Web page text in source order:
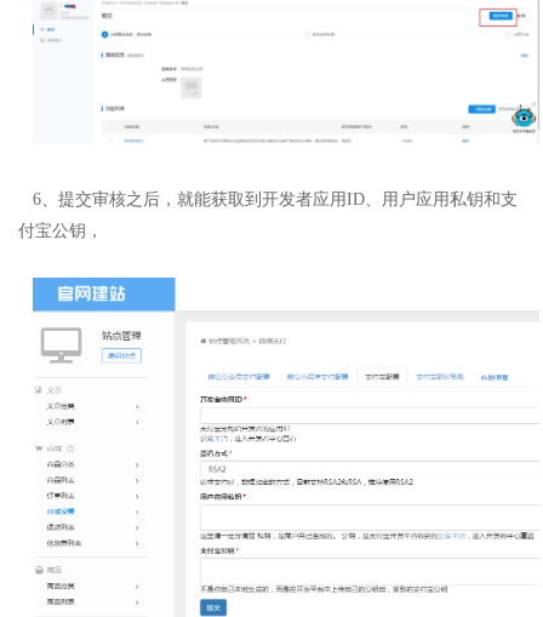
6、提交审核之后，就能获取到开发者应用ID、用户应用私钥和支
付宝公钥，